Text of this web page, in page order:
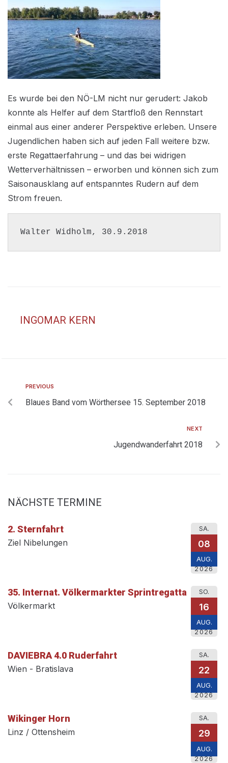
Es wurde bei den NÖ-LM nicht nur gerudert: Jakob
konnte als Helfer auf dem Startfloß den Rennstart
einmal aus einer anderer Perspektive erleben. Unsere
Jugendlichen haben sich auf jeden Fall weitere bzw.
erste Regattaerfahrung – und das bei widrigen
Wetterverhältnissen – erworben und können sich zum
Saisonausklang auf entspanntes Rudern auf dem
Strom freuen.
Walter Widholm, 30.9.2018
INGOMAR KERN
PREVIOUS
Blaues Band vom Wörthersee 15. September 2018
NEXT
Jugendwanderfahrt 2018
NÄCHSTE TERMINE
SA.
08
AUG.
2026
2. Sternfahrt
Ziel Nibelungen
SO.
16
AUG.
2026
35. Internat. Völkermarkter Sprintregatta
Völkermarkt
SA.
22
AUG.
2026
DAVIEBRA 4.0 Ruderfahrt
Wien - Bratislava
SA.
29
AUG.
2026
Wikinger Horn
Linz / Ottensheim